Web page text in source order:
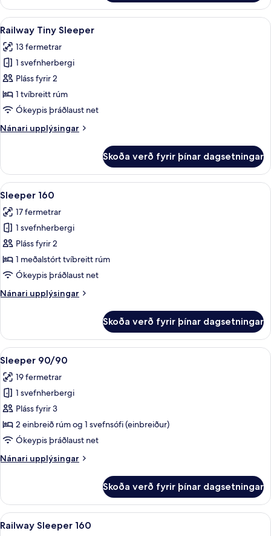
Sleeper
90/90
Skoða
allar
myndir
fyrir
Railway
Tiny
Sleeper
Railway Tiny Sleeper | Dúnsængur,
8
Railway Tiny Sleeper
13 fermetrar
1 svefnherbergi
Pláss fyrir 2
1 tvíbreitt rúm
Ókeypis þráðlaust net
Nánari upplýsingar
Nánari
Tiny
Sleeper
Skoða verð fyrir þínar dagsetningar
Skoða
allar
myndir
fyrir
Sleeper
160
Dúnsængur, skrifborð,
4
Sleeper 160
17 fermetrar
1 svefnherbergi
Pláss fyrir 2
1 meðalstórt tvíbreitt rúm
Ókeypis þráðlaust net
Nánari upplýsingar
Nánari
160
Skoða verð fyrir þínar dagsetningar
Skoða
allar
myndir
fyrir
Sleeper
90/90
Dúnsængur, skrifborð,
8
Sleeper 90/90
19 fermetrar
1 svefnherbergi
Pláss fyrir 3
2 einbreið rúm og 1 svefnsófi (einbreiður)
Ókeypis þráðlaust net
Nánari upplýsingar
Nánari
90/90
Skoða verð fyrir þínar dagsetningar
Skoða
allar
Dúnsængur, skrifborð,
8
Railway Sleeper 160